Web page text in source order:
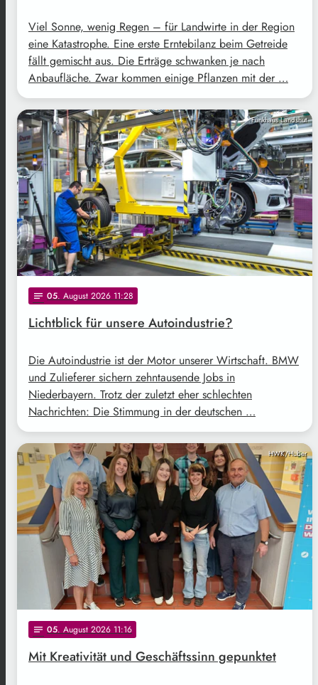
Viel Sonne, wenig Regen – für Landwirte in der Region
eine Katastrophe. Eine erste Erntebilanz beim Getreide
fällt gemischt aus. Die Erträge schwanken je nach
Anbaufläche. Zwar kommen einige Pflanzen mit der …
Funkhaus Landshut
notes 05. August 2026 11:28
Lichtblick für unsere Autoindustrie?
Die Autoindustrie ist der Motor unserer Wirtschaft. BMW
und Zulieferer sichern zehntausende Jobs in
Niederbayern. Trotz der zuletzt eher schlechten
Nachrichten: Die Stimmung in der deutschen …
HWK/Huber
notes 05. August 2026 11:16
Mit Kreativität und Geschäftssinn gepunktet